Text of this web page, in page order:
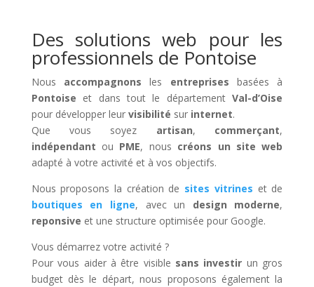
Des solutions web pour les
professionnels de Pontoise
Nous accompagnons les entreprises basées à
Pontoise et dans tout le départementVal-d’Oise
pour développer leur visibilité sur internet.
Que vous soyez artisan, commerçant,
indépendant ou PME, nous créons un site web
adapté à votre activité et à vos objectifs.
Nous proposons la création de sites vitrines et de
boutiques en ligne, avec un design moderne,
reponsive et une structure optimisée pour Google.
Vous démarrez votre activité ?
Pour vous aider à être visible sans investir un gros
budget dès le départ, nous proposons également la